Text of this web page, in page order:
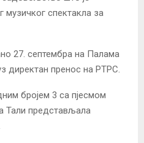
спектакла за
27. септембра на Палама
директан пренос на РТРС.
бројем 3 са пјесмом
Тали представљала